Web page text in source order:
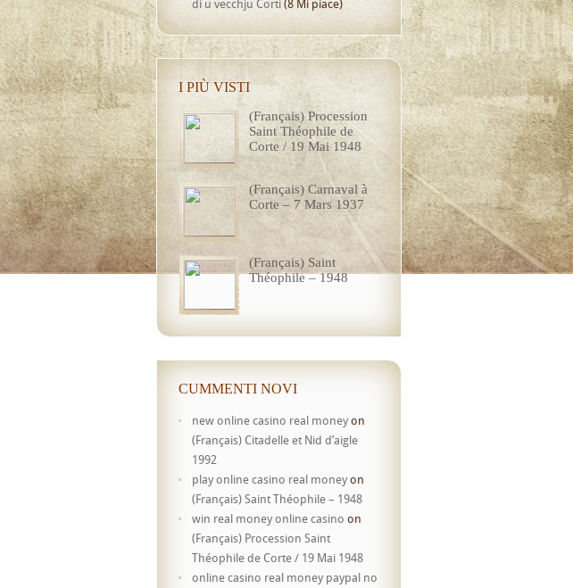
di u vecchju Corti(8 Mi piace)
I PIÙ VISTI
(Français) Procession
Saint Théophile de
Corte / 19 Mai 1948
(Français) Carnaval à
Corte – 7 Mars 1937
(Français) Saint
Théophile – 1948
CUMMENTI NOVI
new online casino real moneyon
(Français) Citadelle et Nid d’aigle
1992
play online casino real moneyon
(Français) Saint Théophile – 1948
win real money online casino on
(Français) Procession Saint
Théophile de Corte / 19 Mai 1948
online casino real money paypal no